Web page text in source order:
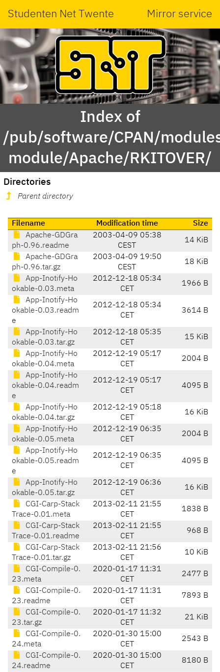
Studenten Net Twente Mirror service
Index of
/pub/software/CPAN/
module/Apache/RKITOVER/
Directories
Parent directory
Filename Modification time
Size
Apache-GDGra
ph-0.96.readme
2003-04-09 05:38
CEST
14 KiB
Apache-GDGra
ph-0.96.tar.gz
2003-04-09 19:50
CEST
18 KiB
App-Inotify-Ho
okable-0.03.meta
2012-12-18 05:34
CET
1966 B
App-Inotify-Ho
okable-0.03.readm
e
2012-12-18 05:34
CET
3614 B
App-Inotify-Ho
okable-0.03.tar.gz
2012-12-18 05:35
CET
15 KiB
App-Inotify-Ho
okable-0.04.meta
2012-12-19 05:17
CET
2004 B
App-Inotify-Ho
okable-0.04.readm
e
2012-12-19 05:17
CET
4095 B
App-Inotify-Ho
okable-0.04.tar.gz
2012-12-19 05:18
CET
16 KiB
App-Inotify-Ho
okable-0.05.meta
2012-12-19 06:35
CET
2004 B
App-Inotify-Ho
okable-0.05.readm
e
2012-12-19 06:35
CET
4095 B
App-Inotify-Ho
okable-0.05.tar.gz
2012-12-19 06:36
CET
16 KiB
CGI-Carp-Stack
Trace-0.01.meta
2013-02-11 21:55
CET
1838 B
CGI-Carp-Stack
Trace-0.01.readme
2013-02-11 21:55
CET
968 B
CGI-Carp-Stack
Trace-0.01.tar.gz
2013-02-11 21:56
CET
10 KiB
CGI-Compile-0.
23.meta
2020-01-17 11:31
CET
2477 B
CGI-Compile-0.
23.readme
2020-01-17 11:31
CET
7893 B
CGI-Compile-0.
23.tar.gz
2020-01-17 11:32
CET
21 KiB
CGI-Compile-0.
24.meta
2020-01-30 15:00
CET
2543 B
CGI-Compile-0.
24.readme
2020-01-30 15:00
CET
8180 B